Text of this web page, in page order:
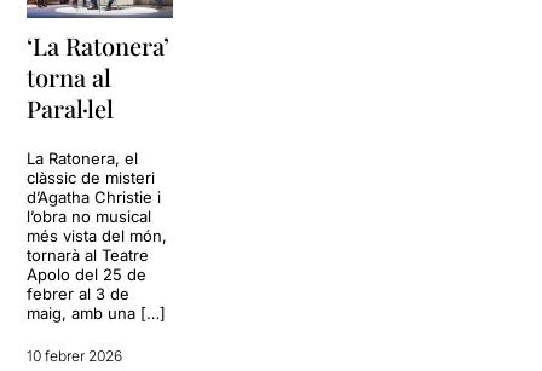
‘La Ratonera’
torna al
Paral·lel
La Ratonera, el
clàssic de misteri
d’Agatha Christie i
l’obra no musical
més vista del món,
tornarà al Teatre
Apolo del 25 de
febrer al 3 de
maig, amb una […]
10 febrer 2026